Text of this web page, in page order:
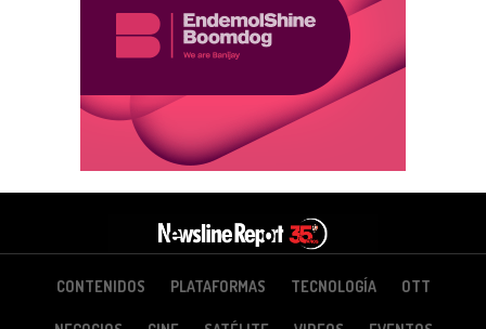
CONTENIDOS PLATAFORMAS TECNOLOGÍA OTT